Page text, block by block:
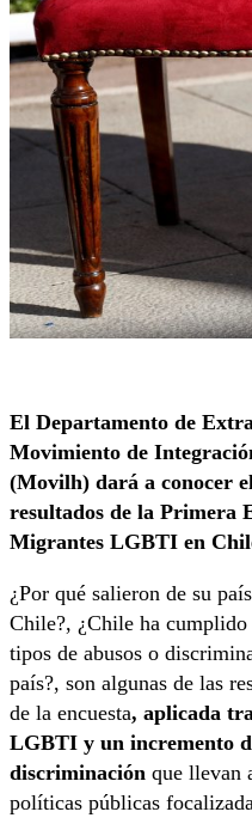
El Departamento de
Movimiento de
(Movilh) dará a conocer
resultados de la Primera
Migrantes LGBTI en
¿Por qué salieron de su
Chile?, ¿Chile ha cumplido
tipos de abusos o
país?, son algunas de las
de la encuesta, aplicada
LGBTI y un incremento
discriminación que llevan
políticas públicas